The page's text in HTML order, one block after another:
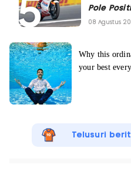
Pole
08 Agustus
Telusuri